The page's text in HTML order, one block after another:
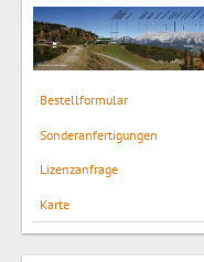
Bestellformular
Sonderanfertigungen
Lizenzanfrage
Karte